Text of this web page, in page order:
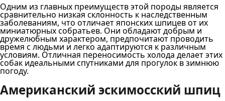
Одним из главных преимуществ этой породы является
сравнительно низкая склонность к наследственным
заболеваниям, что отличает японских шпицев от их
миниатюрных собратьев. Они обладают добрым и
дружелюбным характером, предпочитают проводить
время с людьми и легко адаптируются к различным
условиям. Отличная переносимость холода делает этих
собак идеальными спутниками для прогулок в зимнюю
погоду.
Американский эскимосский шпиц